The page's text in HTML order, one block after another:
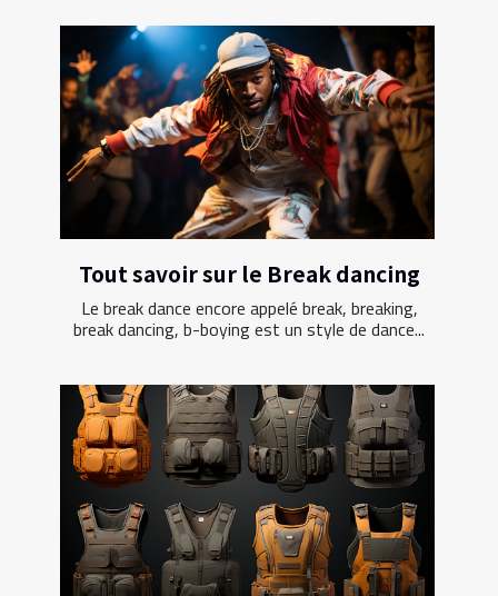
Tout savoir sur le Break dancing
Le break dance encore appelé break, breaking,
break dancing, b-boying est un style de dance...